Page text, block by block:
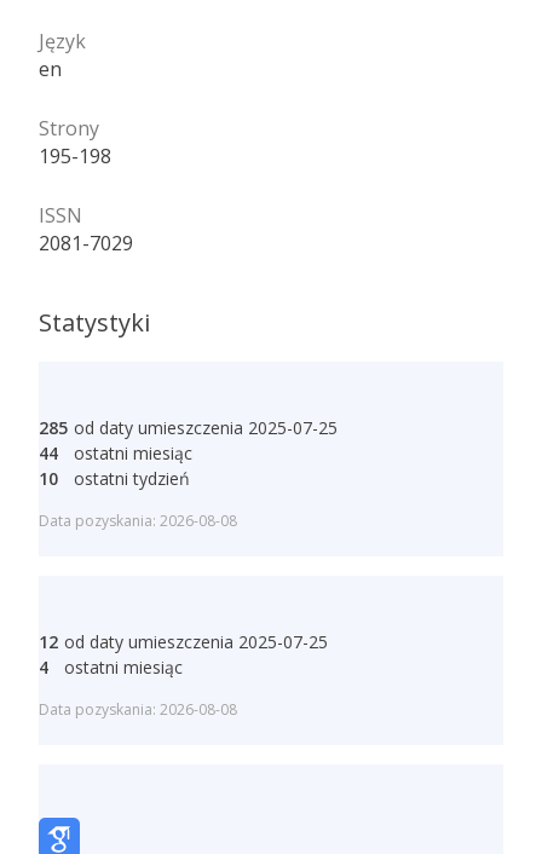
Język
en
Strony
195-198
ISSN
2081-7029
Statystyki
285 od daty umieszczenia 2025-07-25
44
ostatni miesiąc
10
ostatni tydzień
Data pozyskania: 2026-08-08
12 od daty umieszczenia 2025-07-25
4
ostatni miesiąc
Data pozyskania: 2026-08-08